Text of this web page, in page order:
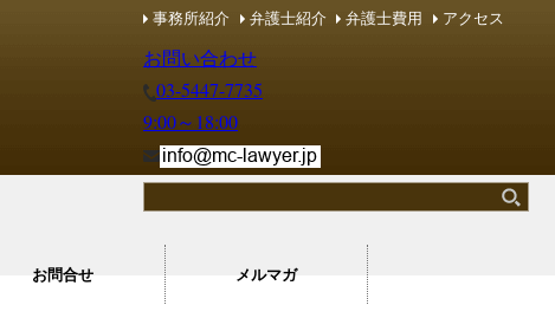
クレーム・カスハラ マネジメントコンシェルジュ
クレーム・カスハラ マネジメントコンシェルジュ
事務所紹介 弁護士紹介 弁護士費用 アクセス
お問い合わせ
03-5447-7735
9:00～18:00
お問合せ メルマガ